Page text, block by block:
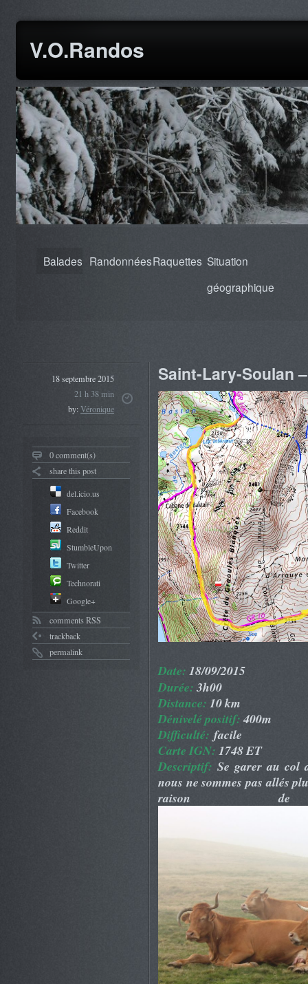
V.O.Randos
Balades RandonnéesRaquettes Situation
géographique
18 septembre 2015
21 h 38 min
by:Véronique
0 comment(s)
share this post
del.icio.us
Facebook
Reddit
StumbleUpon
Twitter
Technorati
Google+
comments RSS
trackback
permalink
Saint-Lary-Soulan
Date: 18/09/2015
Durée:3h00
Distance: 10 km
Dénivelé positif: 400m
Difficulté: facile
Carte IGN: 1748 ET
Descriptif: Se garer au col
nous ne sommes pas allés
raison